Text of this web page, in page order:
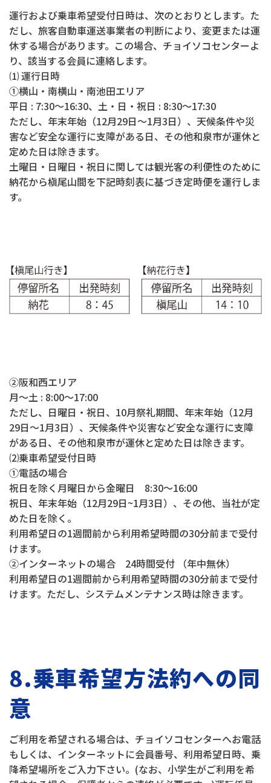
運行および乗車希望受付日時は、次のとおりとします。た
だし、旅客自動車運送事業者の判断により、変更または運
休する場合があります。この場合、チョイソコセンターよ
り、該当する会員に連絡します。
⑴ 運行日時
①横山・南横山・南池田エリア
平日 : 7:30～16:30、土・日・祝日 : 8:30～17:30
ただし、年末年始（12月29日～1月3日）、天候条件や災
害など安全な運行に支障がある日、その他和泉市が運休と
定めた日は除きます。
土曜日・日曜日・祝日に関しては観光客の利便性のために
納花から槇尾山間を下記時刻表に基づき定時便を運行しま
す。
②阪和西エリア
月～土 : 8:00～17:00
ただし、日曜日・祝日、10月祭礼期間、年末年始（12月
29日～1月3日）、天候条件や災害など安全な運行に支障
がある日、その他和泉市が運休と定めた日は除きます。
⑵乗車希望受付日時
①電話の場合
祝日を除く月曜日から金曜日 8:30～16:00
祝日、年末年始（12月29日~1月3日）、その他、当社が定
めた日を除く。
利用希望日の1週間前から利用希望時間の30分前まで受付
けます。
②インターネットの場合 24時間受付 （年中無休）
利用希望日の1週間前から利用希望時間の30分前まで受付
けます。ただし、システムメンテナンス時は除きます。
8.乗車希望方法約への同
意
ご利用を希望される場合は、チョイソコセンターへお電話
もしくは、インターネットに会員番号、利用希望日時、乗
降希望場所をご入力下さい。(なお、小学生がご利用を希